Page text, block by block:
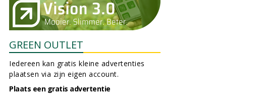
GREEN OUTLET
Iedereen kan gratis kleine advertenties
plaatsen via zijn eigen account.
Plaats een gratis advertentie